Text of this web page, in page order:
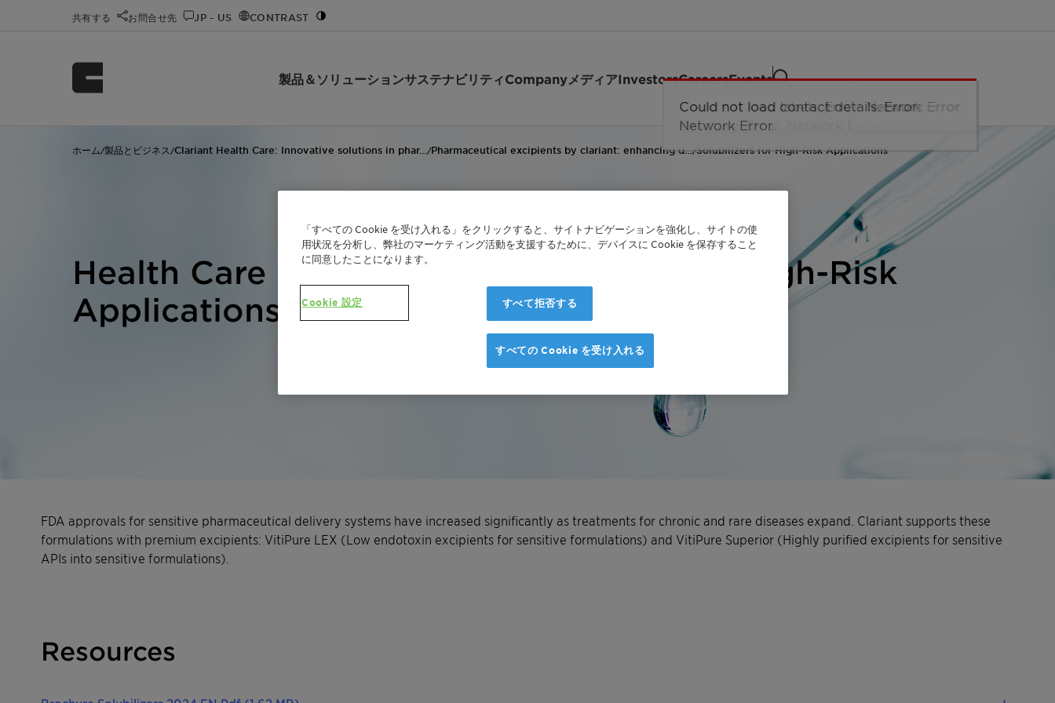
共有する お問合せ先 JP - US CONTRAST
製品＆ソリューションサステナビリティCompanyメディアInvestorsCareersEvents
ホーム /製品とビジネス /Clariant Health Care: Innovative solutions in phar… /Pharmaceutical excipients by clariant: enhancing d… /Solubilizers for High-Risk Applications
Health Care Excipients - Solubilizers for High-Risk
Applications
FDA approvals for sensitive pharmaceutical delivery systems have increased significantly as treatments for chronic and rare diseases expand. Clariant supports these
formulations with premium excipients: VitiPure LEX (Low endotoxin excipients for sensitive formulations) and VitiPure Superior (Highly purified excipients for sensitive
APIs into sensitive formulations).
Resources
「すべての Cookie を受け入れる」をクリックすると、サイトナビゲーションを強化し、サイトの使
用状況を分析し、弊社のマーケティング活動を支援するために、デバイスに Cookie を保存すること
に同意したことになります。
Cookie 設定 すべて拒否する
すべての Cookie を受け入れる